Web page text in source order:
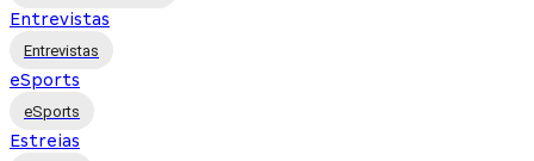
Entrevistas
Entrevistas
eSports
eSports
Estreias